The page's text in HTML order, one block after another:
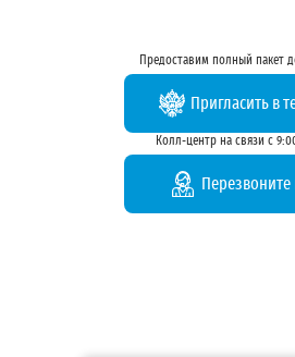
Предоставим полный пакет
Пригласить в
Колл-центр на связи с
Перезвоните